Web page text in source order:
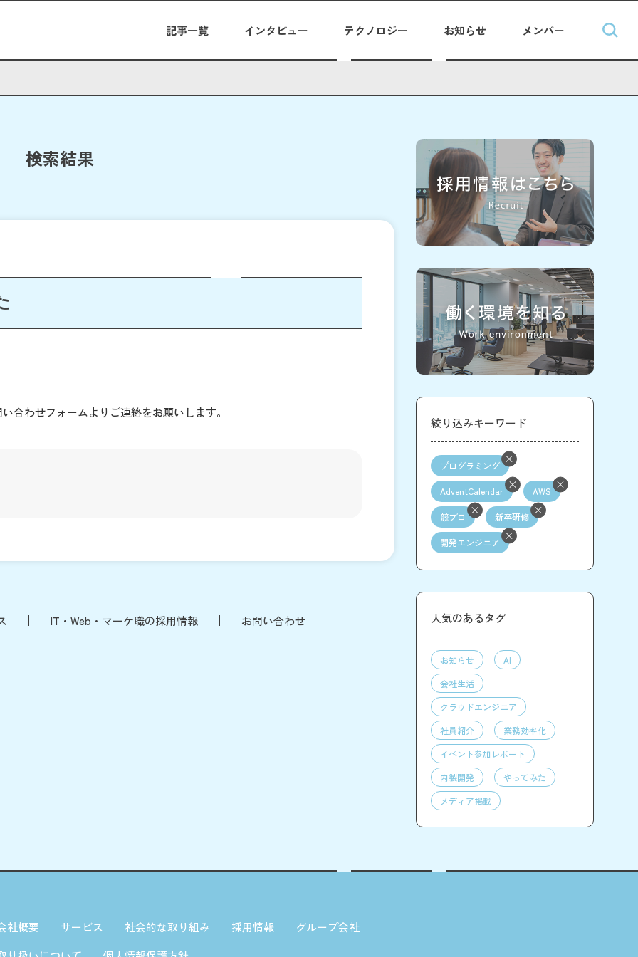
記事一覧 インタビュー テクノロジー お知らせ メンバー
検索結果
合わせフォームよりご連絡をお願いします。
IT・Web・マーケ職の採用情報 お問い合わせ
絞り込みキーワード
プログラミング
AdventCalendar AWS
競プロ 新卒研修
開発エンジニア
人気のあるタグ
お知らせ
AI
会社生活
クラウドエンジニア
社員紹介
業務効率化
イベント参加レポート
内製開発
やってみた
メディア掲載
社概要 サービス 社会的な取り組み 採用情報
グループ会社